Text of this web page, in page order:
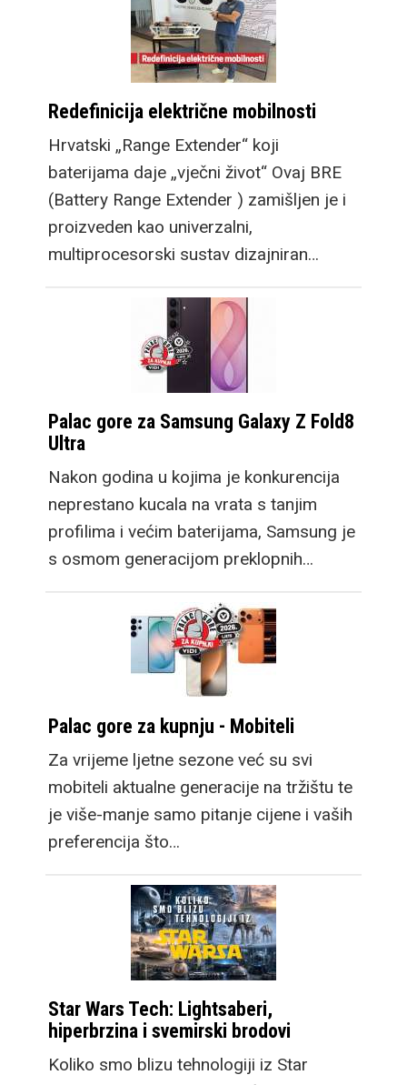
Redefinicija električne mobilnosti
Hrvatski „Range Extender“ koji
baterijama daje „vječni život“ Ovaj BRE
(Battery Range Extender ) zamišljen je i
proizveden kao univerzalni,
multiprocesorski sustav dizajniran…
Palac gore za Samsung Galaxy Z Fold8
Ultra
Nakon godina u kojima je konkurencija
neprestano kucala na vrata s tanjim
profilima i većim baterijama, Samsung je
s osmom generacijom preklopnih…
Palac gore za kupnju - Mobiteli
Za vrijeme ljetne sezone već su svi
mobiteli aktualne generacije na tržištu te
je više-manje samo pitanje cijene i vaših
preferencija što…
Star Wars Tech: Lightsaberi,
hiperbrzina i svemirski brodovi
Koliko smo blizu tehnologiji iz Star